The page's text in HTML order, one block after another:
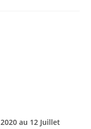
au 12 Juillet